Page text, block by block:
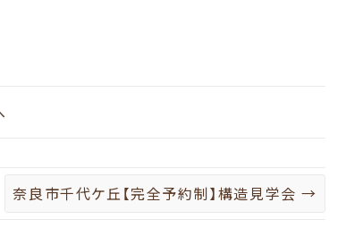
奈良市千代ケ丘【完全予約制】構造見学会→